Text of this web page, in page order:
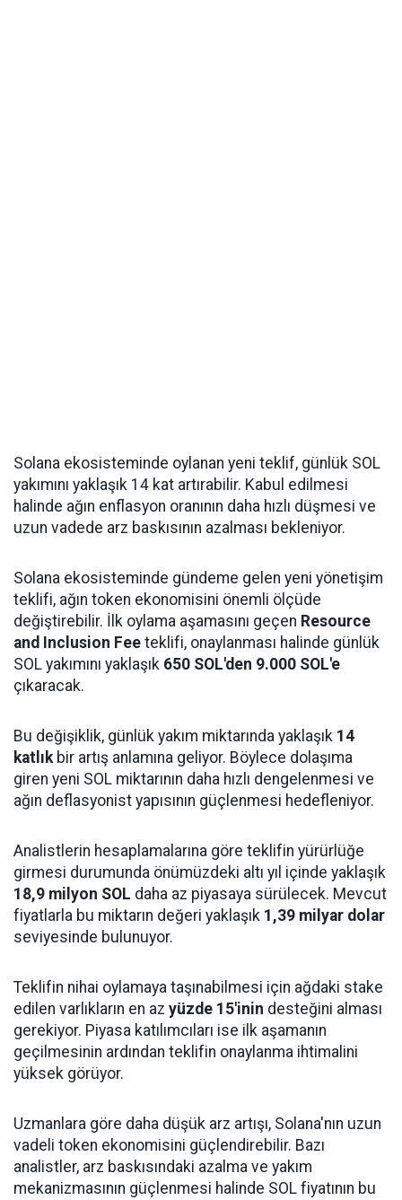
Solana ekosisteminde oylanan yeni teklif, günlük SOL
yakımını yaklaşık 14 kat artırabilir. Kabul edilmesi
halinde ağın enflasyon oranının daha hızlı düşmesi ve
uzun vadede arz baskısının azalması bekleniyor.
Solana ekosisteminde gündeme gelen yeni yönetişim
teklifi, ağın token ekonomisini önemli ölçüde
değiştirebilir. İlk oylama aşamasını geçen Resource
and Inclusion Fee teklifi, onaylanması halinde günlük
SOL yakımını yaklaşık 650 SOL'den 9.000 SOL'e
çıkaracak.
Bu değişiklik, günlük yakım miktarında yaklaşık 14
katlıkbir artış anlamına geliyor. Böylece dolaşıma
giren yeni SOL miktarının daha hızlı dengelenmesi ve
ağın deflasyonist yapısının güçlenmesi hedefleniyor.
Analistlerin hesaplamalarına göre teklifin yürürlüğe
girmesi durumunda önümüzdeki altı yıl içinde yaklaşık
18,9 milyon SOL daha az piyasaya sürülecek. Mevcut
fiyatlarla bu miktarın değeri yaklaşık 1,39 milyar dolar
seviyesinde bulunuyor.
Teklifin nihai oylamaya taşınabilmesi için ağdaki stake
edilen varlıkların en az yüzde 15'inin desteğini alması
gerekiyor. Piyasa katılımcıları ise ilk aşamanın
geçilmesinin ardından teklifin onaylanma ihtimalini
yüksek görüyor.
Uzmanlara göre daha düşük arz artışı, Solana'nın uzun
vadeli token ekonomisini güçlendirebilir. Bazı
analistler, arz baskısındaki azalma ve yakım
mekanizmasının güçlenmesi halinde SOL fiyatının bu